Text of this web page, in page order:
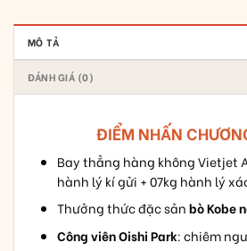
MÔ TẢ
ĐÁNH GIÁ (0)
ĐIỂM NHẤN
Bay thẳng hàng không Vietjet
hành lý kí gửi + 07kg hành lý
Thưởng thức đặc sảnbò Kobe
Công viên Oishi Park: chiêm